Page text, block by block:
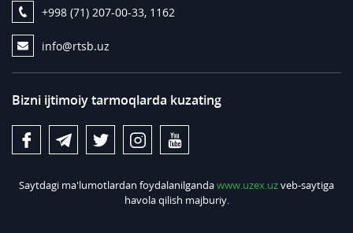
+998 (71) 207-00-33, 1162
info@rtsb.uz
Bizni ijtimoiy tarmoqlarda kuzating
Saytdagi ma'lumotlardan foydalanilgandawww.uzex.uzveb-saytiga
havola qilish majburiy.